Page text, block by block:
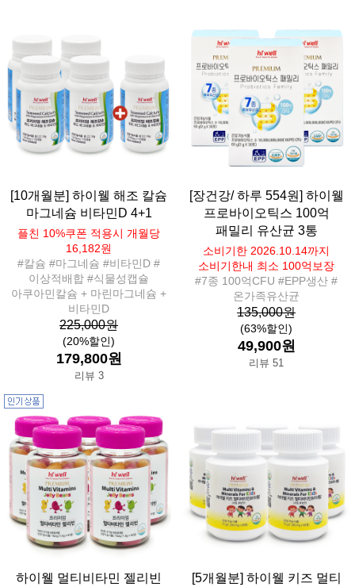
[10개월분] 하이웰 해조 칼슘
마그네슘 비타민D 4+1
플친 10%쿠폰 적용시 개월당
16,182원
#칼슘 #마그네슘 #비타민D #
이상적배합 #식물성캡슐
아쿠아민칼슘 + 마린마그네슘 +
비타민D
225,000원
(20%할인)
179,800원
리뷰 3
[장건강/ 하루 554원] 하이웰
프로바이오틱스 100억
패밀리 유산균 3통
소비기한 2026.10.14까지
소비기한내 최소 100억보장
#7종 100억CFU #EPP생산 #
온가족유산균
135,000원
(63%할인)
49,900원
리뷰 51
하이웰 멀티비타민 젤리빈
[5개월분] 하이웰 키즈 멀티